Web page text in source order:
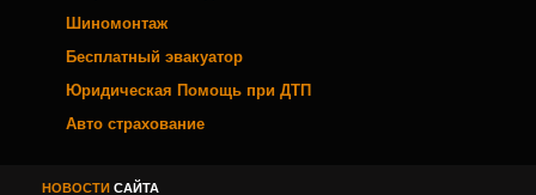
Шиномонтаж
Бесплатный эвакуатор
Юридическая Помощь при ДТП
Авто страхование
НОВОСТИ САЙТА